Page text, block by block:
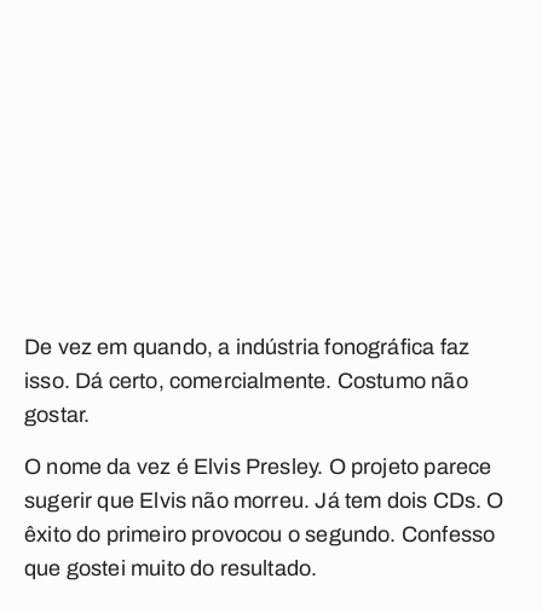
De vez em quando, a indústria fonográfica faz
isso. Dá certo, comercialmente. Costumo não
gostar.
O nome da vez é Elvis Presley. O projeto parece
sugerir que Elvis não morreu. Já tem dois CDs. O
êxito do primeiro provocou o segundo. Confesso
que gostei muito do resultado.